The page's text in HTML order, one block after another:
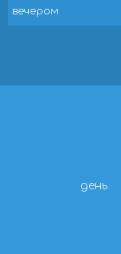
вечером
день